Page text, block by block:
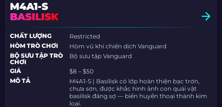
M4A1-S
BASILISK
CHẤT LƯỢNG
Restricted
HÒM TRÒ CHƠI
Hòm vũ khí chiến dịch Vanguard
BỘ SƯU TẬP TRÒ
CHƠI
Bộ sưu tập Vanguard
GIÁ
$8 – $50
MÔ TẢ
M4A1-S | Basilisk có lớp hoàn thiện bạc trơn,
chưa sơn, được khắc hình ảnh con quái vật
basilisk đáng sợ — biến huyền thoại thành kim
loại.